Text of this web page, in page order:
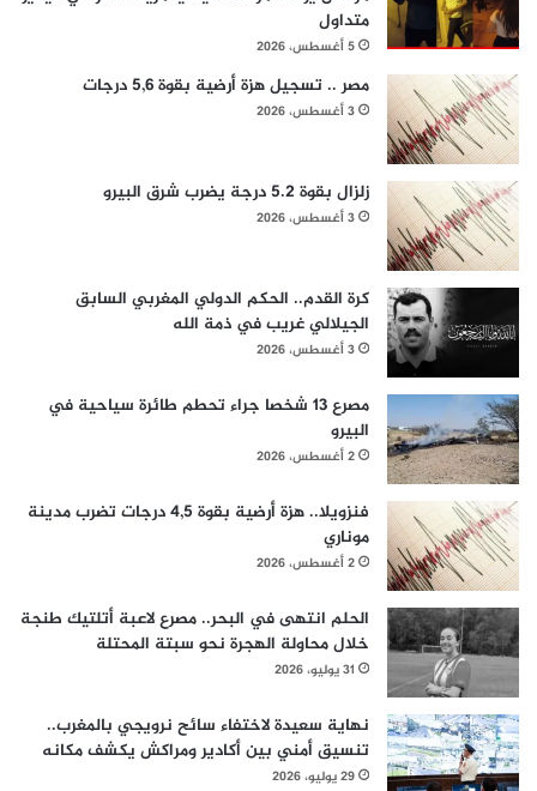
متداول
5 أغسطس، 2026
مصر .. تسجيل هزة أرضية بقوة 5,6 درجات
3 أغسطس، 2026
زلزال بقوة 5.2 درجة يضرب شرق البيرو
3 أغسطس، 2026
كرة القدم.. الحكم الدولي المغربي السابق
الجيلالي غريب في ذمة الله
3 أغسطس، 2026
مصرع 13 شخصا جراء تحطم طائرة سياحية في
البيرو
2 أغسطس، 2026
فنزويلا.. هزة أرضية بقوة 4,5 درجات تضرب مدينة
موناري
2 أغسطس، 2026
الحلم انتهى في البحر.. مصرع لاعبة أتلتيك طنجة
خلال محاولة الهجرة نحو سبتة المحتلة
31 يوليو، 2026
نهاية سعيدة لاختفاء سائح نرويجي بالمغرب..
تنسيق أمني بين أكادير ومراكش يكشف مكانه
29 يوليو، 2026